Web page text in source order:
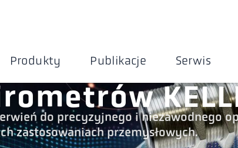
Produkty Publikacje Serwis
do precyzyjnego i niezawodnego
zastosowaniach przemysłowych.